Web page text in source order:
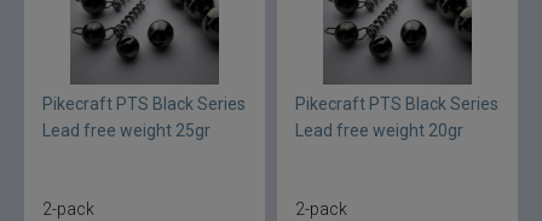
Pikecraft PTS Black Series
Lead free weight 25gr
2-pack
Pikecraft PTS Black Series
Lead free weight 20gr
2-pack